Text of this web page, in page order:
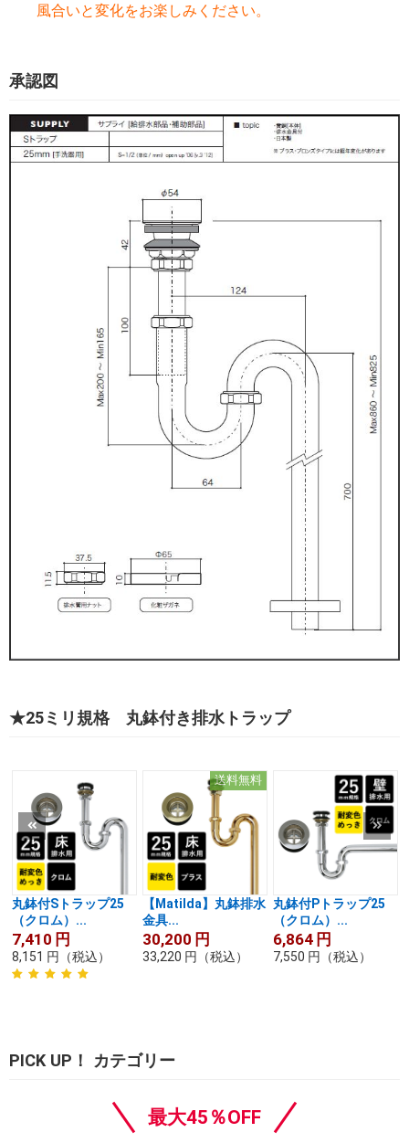
風合いと変化をお楽しみください。
承認図
★25ミリ規格 丸鉢付き排水トラップ
丸鉢付Sトラップ25
（クロム）...
7,410 円
8,151 円 （税込）
送料無料
【Matilda】丸鉢排水
金具...
30,200 円
33,220 円 （税込）
丸鉢付Pトラップ25
（クロム）...
6,864 円
7,550 円 （税込）
PICK UP！ カテゴリー
最大45％OFF